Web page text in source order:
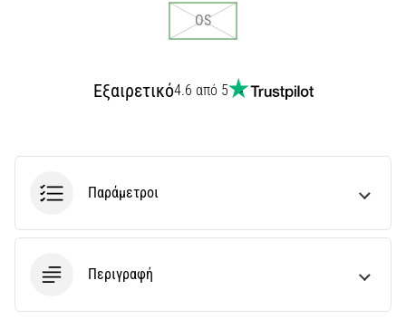
OS
Εξαιρετικό4.6 από 5
Παράμετροι
Περιγραφή